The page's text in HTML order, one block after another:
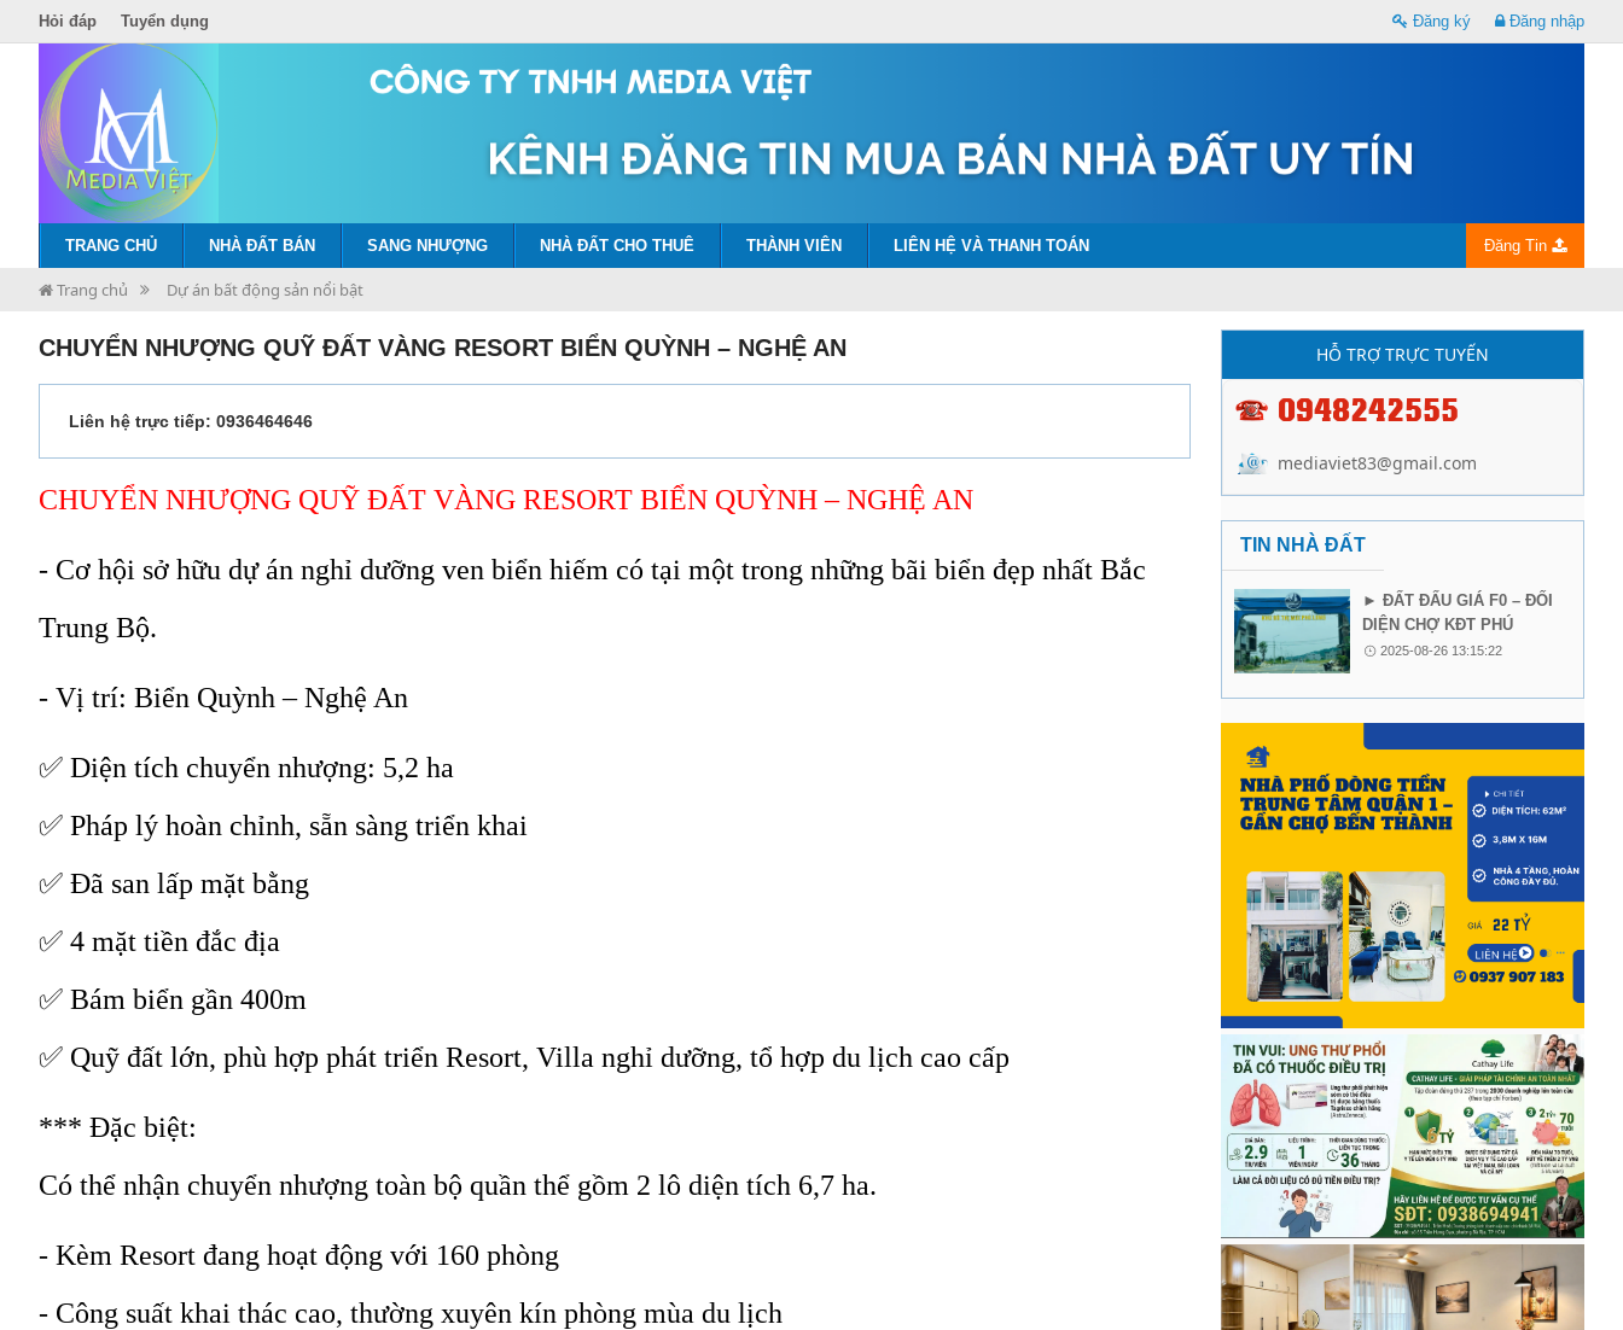
Hỏi đáp Tuyển dụng Đăng ký Đăng nhập
TRANG CHỦ NHÀ ĐẤT BÁN SANG NHƯỢNG NHÀ ĐẤT CHO THUÊ THÀNH VIÊN LIÊN HỆ VÀ THANH TOÁN Đăng Tin
Trang chủ Dự án bất động sản nổi bật
CHUYỂN NHƯỢNG QUỸ ĐẤT VÀNG RESORT BIỂN QUỲNH – NGHỆ AN
Liên hệ trực tiếp: 0936464646
CHUYỂN NHƯỢNG QUỸ ĐẤT VÀNG RESORT BIỂN QUỲNH – NGHỆ AN
- Cơ hội sở hữu dự án nghỉ dưỡng ven biển hiếm có tại một trong những bãi biển đẹp nhất Bắc
Trung Bộ.
- Vị trí: Biển Quỳnh – Nghệ An
✅ Diện tích chuyển nhượng: 5,2 ha
✅ Pháp lý hoàn chỉnh, sẵn sàng triển khai
✅ Đã san lấp mặt bằng
✅ 4 mặt tiền đắc địa
✅ Bám biển gần 400m
✅ Quỹ đất lớn, phù hợp phát triển Resort, Villa nghỉ dưỡng, tổ hợp du lịch cao cấp
*** Đặc biệt:
Có thể nhận chuyển nhượng toàn bộ quần thể gồm 2 lô diện tích 6,7 ha.
- Kèm Resort đang hoạt động với 160 phòng
- Công suất khai thác cao, thường xuyên kín phòng mùa du lịch
HỖ TRỢ TRỰC TUYẾN
0948242555
mediaviet83@gmail.com
TIN NHÀ ĐẤT
► ĐẤT ĐẤU GIÁ F0 – ĐỐI
DIỆN CHỢ KĐT PHÚ
LONG, PHỐ LU – BẢO
2025-08-26 13:15:22